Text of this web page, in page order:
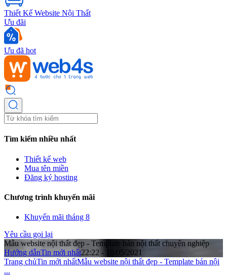
Thiết Kế Website Nội Thất
Ưu đãi
Ưu đã hot
Tìm kiếm nhiều nhất
Thiết kế web
Mua tên miền
Đăng ký hosting
Chương trình khuyến mãi
Khuyến mãi tháng 8
Yêu cầu gọi lại
Mẫu website nội thất đẹp - Template bán nội thất chuyên nghiệp
Hướng dẫnTin mới nhất22:22 - 10/05/2021
Trang chủTin mới nhấtMẫu website nội thất đẹp - Template bán nội
...